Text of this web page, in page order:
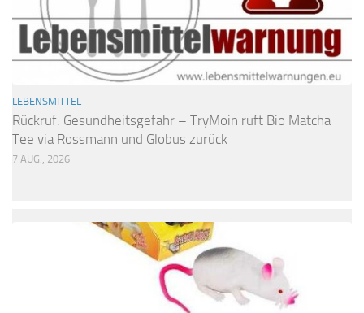
LEBENSMITTEL
Rückruf: Gesundheitsgefahr – TryMoin ruft Bio Matcha
Tee via Rossmann und Globus zurück
7 AUG., 2026